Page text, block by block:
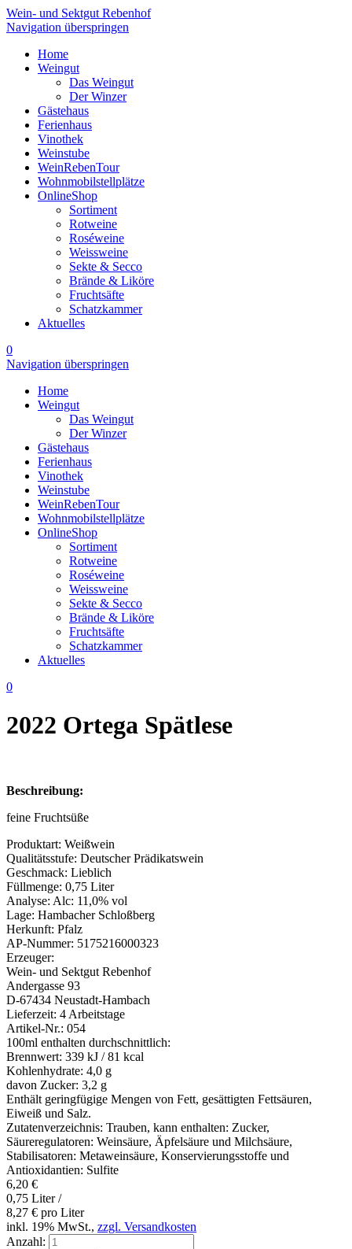
Wein- und Sektgut Rebenhof
Navigation überspringen
Home
Weingut
Das Weingut
Der Winzer
Gästehaus
Ferienhaus
Vinothek
Weinstube
WeinRebenTour
Wohnmobilstellplätze
OnlineShop
Sortiment
Rotweine
Roséweine
Weissweine
Sekte & Secco
Brände & Liköre
Fruchtsäfte
Schatzkammer
Aktuelles
0
Navigation überspringen
Home
Weingut
Das Weingut
Der Winzer
Gästehaus
Ferienhaus
Vinothek
Weinstube
WeinRebenTour
Wohnmobilstellplätze
OnlineShop
Sortiment
Rotweine
Roséweine
Weissweine
Sekte & Secco
Brände & Liköre
Fruchtsäfte
Schatzkammer
Aktuelles
0
2022 Ortega Spätlese
Beschreibung:
feine Fruchtsüße
Produktart: Weißwein
Qualitätsstufe: Deutscher Prädikatswein
Geschmack: Lieblich
Füllmenge: 0,75 Liter
Analyse: Alc: 11,0% vol
Lage: Hambacher Schloßberg
Herkunft: Pfalz
AP-Nummer: 5175216000323
Erzeuger:
Wein- und Sektgut Rebenhof
Andergasse 93
D-67434 Neustadt-Hambach
Lieferzeit: 4 Arbeitstage
Artikel-Nr.: 054
100ml enthalten durchschnittlich:
Brennwert: 339 kJ / 81 kcal
Kohlenhydrate: 4,0 g
davon Zucker: 3,2 g
Enthält geringfügige Mengen von Fett, gesättigten Fettsäuren,
Eiweiß und Salz.
Zutatenverzeichnis: Trauben, kann enthalten: Zucker,
Säureregulatoren: Weinsäure, Äpfelsäure und Milchsäure,
Stabilisatoren: Metaweinsäure, Konservierungsstoffe und
Antioxidantien: Sulfite
6,20 €
0,75 Liter /
8,27 € pro Liter
inkl. 19% MwSt., zzgl. Versandkosten
Anzahl: